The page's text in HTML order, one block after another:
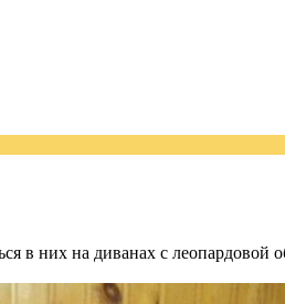
в них на диванах с